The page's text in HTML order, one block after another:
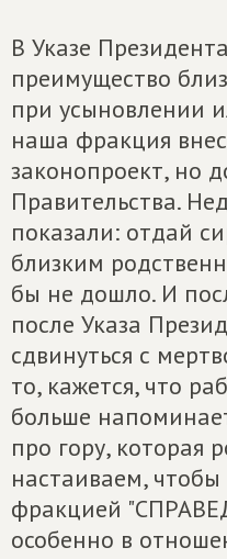
В Указе
преимущество
при усыновлении
наша фракция
законопроект, но
Правительства.
показали: отдай
близким
бы не дошло. И
после Указа
сдвинуться с
то, кажется, что
больше
про гору,
настаиваем,
фракцией
особенно в